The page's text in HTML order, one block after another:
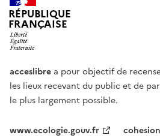
RÉPUBLIQUE
FRANÇAISE
acceslibre a pour objectif de
les lieux recevant du public et de
le plus largement possible.
www.ecologie.gouv.fr